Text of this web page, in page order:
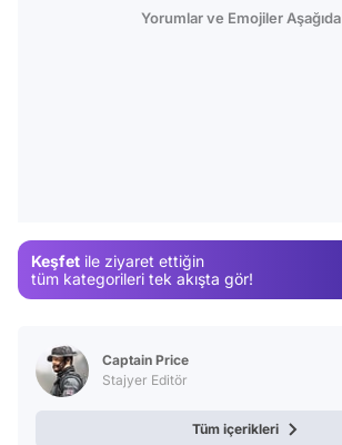
Yorumlar ve Emojiler Aşağıda
Keşfet ile ziyaret ettiğin
tüm kategorileri tek akışta gör!
Captain Price
Stajyer Editör
Tüm içerikleri